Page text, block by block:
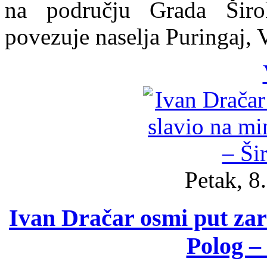
na području Grada
povezuje naselja Puringaj,
Petak,
Ivan Dračar osmi put
Polog